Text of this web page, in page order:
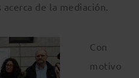
de la mediación.
Con
motivo